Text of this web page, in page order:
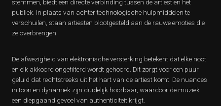
stemmen, biedt een directe verbinding tussen de artiest en het
publiek. In plaats van achter technologische hulpmiddelen te
verschuilen, staan artiesten blootgesteld aan de rauwe emoties die
ze overbrengen.
De afwezigheid van elektronische versterking betekent dat elke noot
en elk akkoord ongefilterd wordt gehoord. Dit zorgt voor een puur
geluid dat rechtstreeks uit het hart van de artiest komt. De nuances
in toon en dynamiek zijn duidelijk hoorbaar, waardoor de muziek
een diepgaand gevoel van authenticiteit krijgt.